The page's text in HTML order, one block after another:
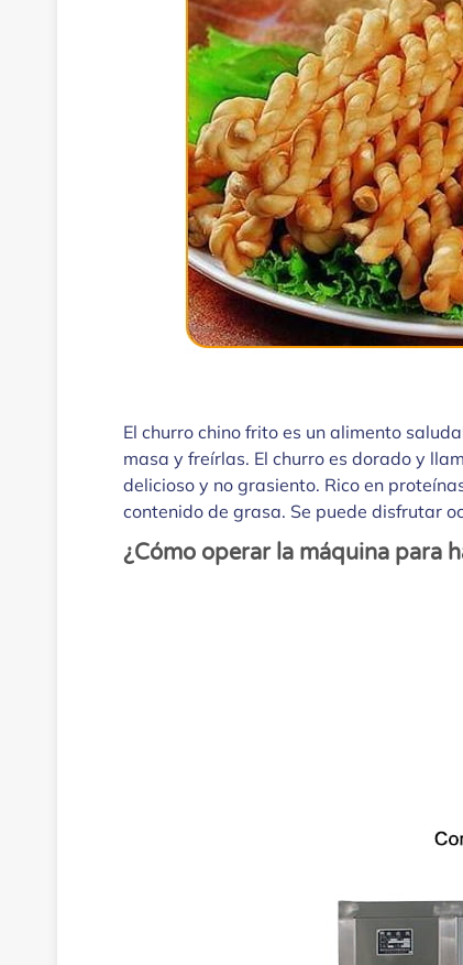
El churro chino frito es un alimento
masa y freírlas. El churro es dorado y
delicioso y no grasiento. Rico en
contenido de grasa. Se puede disfrutar
¿Cómo operar la máquina para